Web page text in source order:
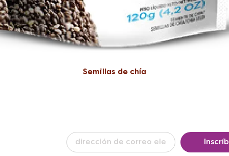
Semillas de chía